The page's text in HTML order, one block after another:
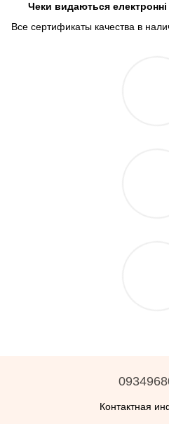
Чеки видаються
Все сертификаты качества в
Контактная